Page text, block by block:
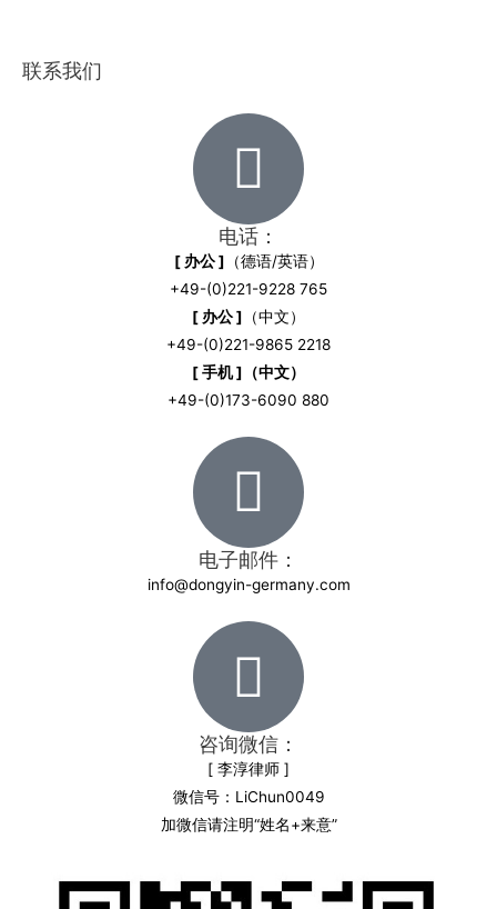
联系我们
电话：
[ 办公 ] （德语/英语）
+49-(0)221-9228 765
[ 办公 ] （中文）
+49-(0)221-9865 2218
[ 手机 ]（中文）
+49-(0)173-6090 880
电子邮件：
info@dongyin-germany.com
咨询微信：
[ 李淳律师 ]
微信号：LiChun0049
加微信请注明“姓名+来意”